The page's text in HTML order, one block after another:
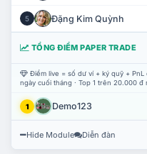
5 Đặng Kim Quỳnh
TỔNG ĐIỂM PAPER TRADE
Điểm live = số dư ví + ký quỹ + PnL
ngày cuối tháng · Top 1 trên 20.000 đ
1 Demo123
Hide Module Diễn đàn